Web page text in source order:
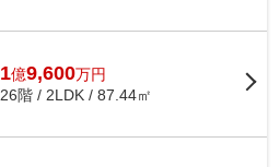
1億9,600万円
26階 / 2LDK / 87.44㎡